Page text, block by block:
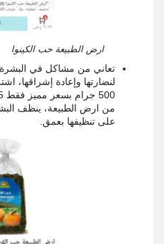
ارض الطبيعة حب الكينوا
تعاني من مشاكل في
لنضارتها وإعادة إشراقها،
من ارض الطبيعة، ينظف
على تنظيفها بعمق.